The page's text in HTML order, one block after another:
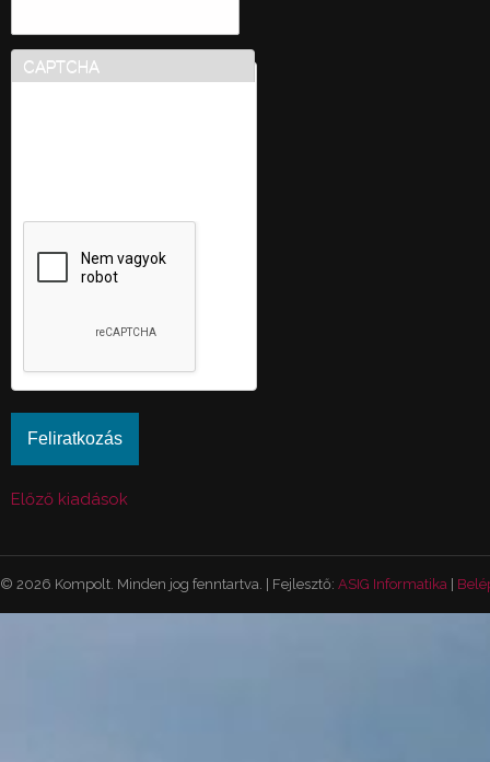
CAPTCHA
Előző kiadások
© 2026 Kompolt. Minden jog fenntartva. | Fejlesztő: ASIG Informatika |